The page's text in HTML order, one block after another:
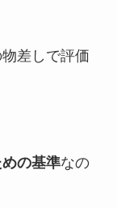
差しで評価
の基準なの